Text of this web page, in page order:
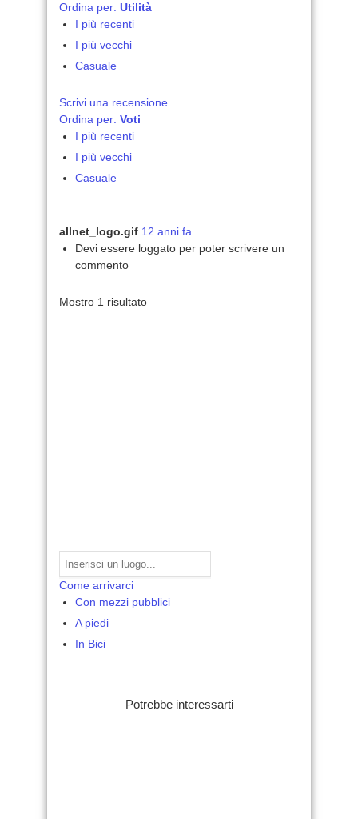
Ordina per: Utilità
I più recenti
I più vecchi
Casuale
Scrivi una recensione
Ordina per: Voti
I più recenti
I più vecchi
Casuale
allnet_logo.gif 12 anni fa
Devi essere loggato per poter scrivere un
commento
Mostro 1 risultato
Come arrivarci
Con mezzi pubblici
A piedi
In Bici
Potrebbe interessarti